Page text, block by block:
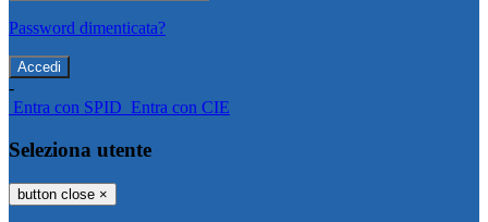
Password dimenticata?
-
Entra con SPID Entra con CIE
Seleziona utente
button close ×